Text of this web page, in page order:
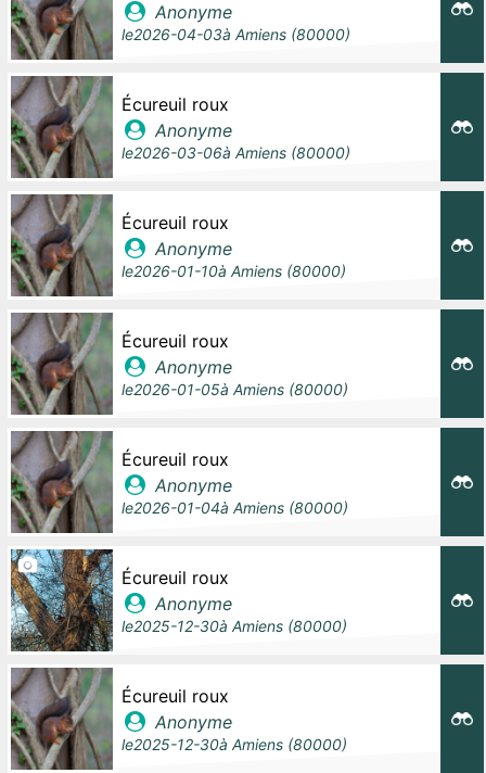
Anonyme
le2026-04-03à Amiens (80000)
Écureuil roux
Anonyme
le2026-03-06à Amiens (80000)
Écureuil roux
Anonyme
le2026-01-10à Amiens (80000)
Écureuil roux
Anonyme
le2026-01-05à Amiens (80000)
Écureuil roux
Anonyme
le2026-01-04à Amiens (80000)
Écureuil roux
Anonyme
le2025-12-30à Amiens (80000)
Écureuil roux
Anonyme
le2025-12-30à Amiens (80000)